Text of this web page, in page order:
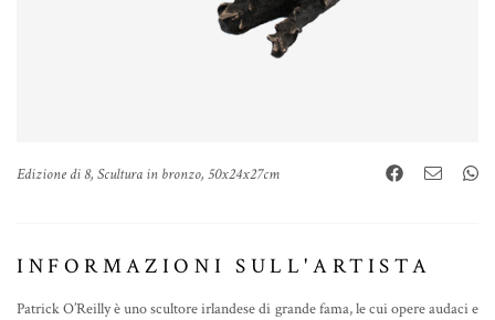
Edizione di 8, Scultura in bronzo, 50x24x27cm
INFORMAZIONI SULL'ARTISTA
Patrick O’Reilly è uno scultore irlandese di grande fama, le cui opere audaci e